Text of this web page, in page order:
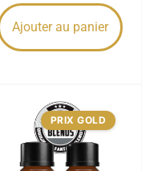
Ajouter au panier
PRIX GOLD